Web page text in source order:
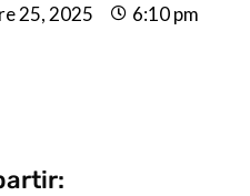
25, 2025
6:10 pm